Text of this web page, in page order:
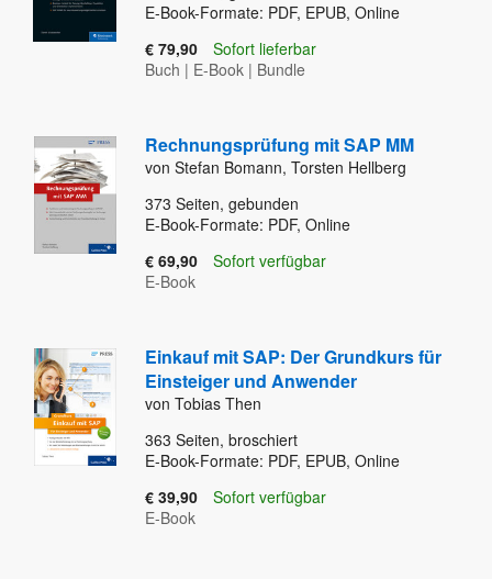
E-Book-Formate: PDF, EPUB, Online
€ 79,90
Sofort lieferbar
Buch | E-Book | Bundle
Rechnungsprüfung mit SAP MM
von Stefan Bomann, Torsten Hellberg
373 Seiten, gebunden
E-Book-Formate: PDF, Online
€ 69,90
Sofort verfügbar
E-Book
Einkauf mit SAP: Der Grundkurs für
Einsteiger und Anwender
von Tobias Then
363 Seiten, broschiert
E-Book-Formate: PDF, EPUB, Online
€ 39,90
Sofort verfügbar
E-Book